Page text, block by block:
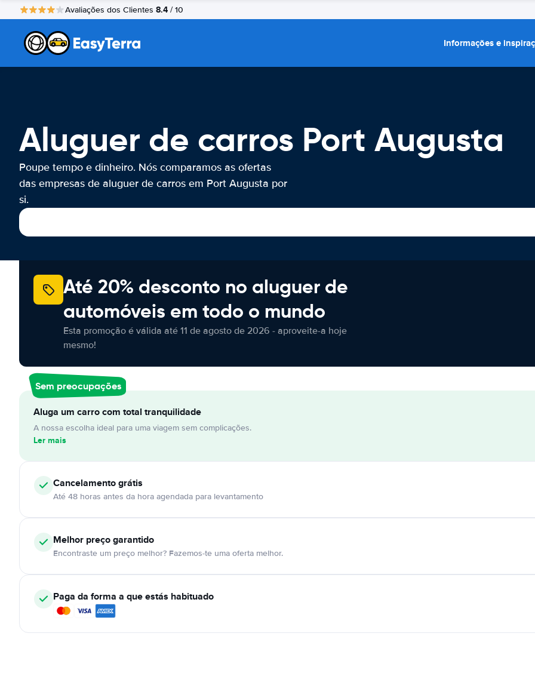
Avaliações dos Clientes 8.4 / 10
Informações e
Aluguer de carros Port Augusta
Poupe tempo e dinheiro. Nós comparamos as ofertas
das empresas de aluguer de carros em Port Augusta por
si.
Até 20% desconto no aluguer de
automóveis em todo o mundo
Esta promoção é válida até 11 de agosto de 2026 - aproveite-a hoje
mesmo!
Sem preocupações
Aluga um carro com total tranquilidade
A nossa escolha ideal para uma viagem sem complicações.
Ler mais
Cancelamentográtis
Até 48 horas antes da hora agendada para levantamento
Melhor preço garantido
Encontraste um preço melhor? Fazemos-te uma oferta melhor.
Paga da forma a que estás habituado